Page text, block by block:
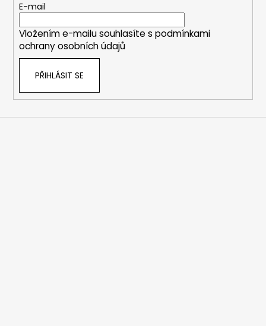
E-mail
Vložením e-mailu souhlasíte s podmínkami
ochrany osobních údajů
PŘIHLÁSIT SE